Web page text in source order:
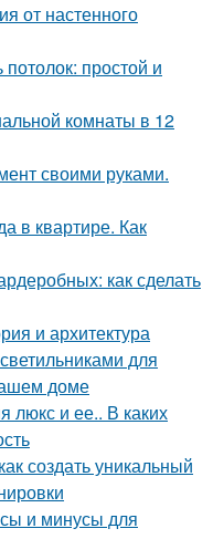
от настенного
простой и
комнаты в 12
своими руками.
в квартире. Как
как сделать
и архитектура
для
доме
люкс и ее.. В каких
создать уникальный
и минусы для